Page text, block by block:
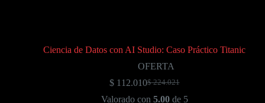
Ciencia de Datos con AI Studio: Caso Práctico Titanic
OFERTA
$224.021
El
precio
$112.010El
precio
Valorado con 5.00de 5